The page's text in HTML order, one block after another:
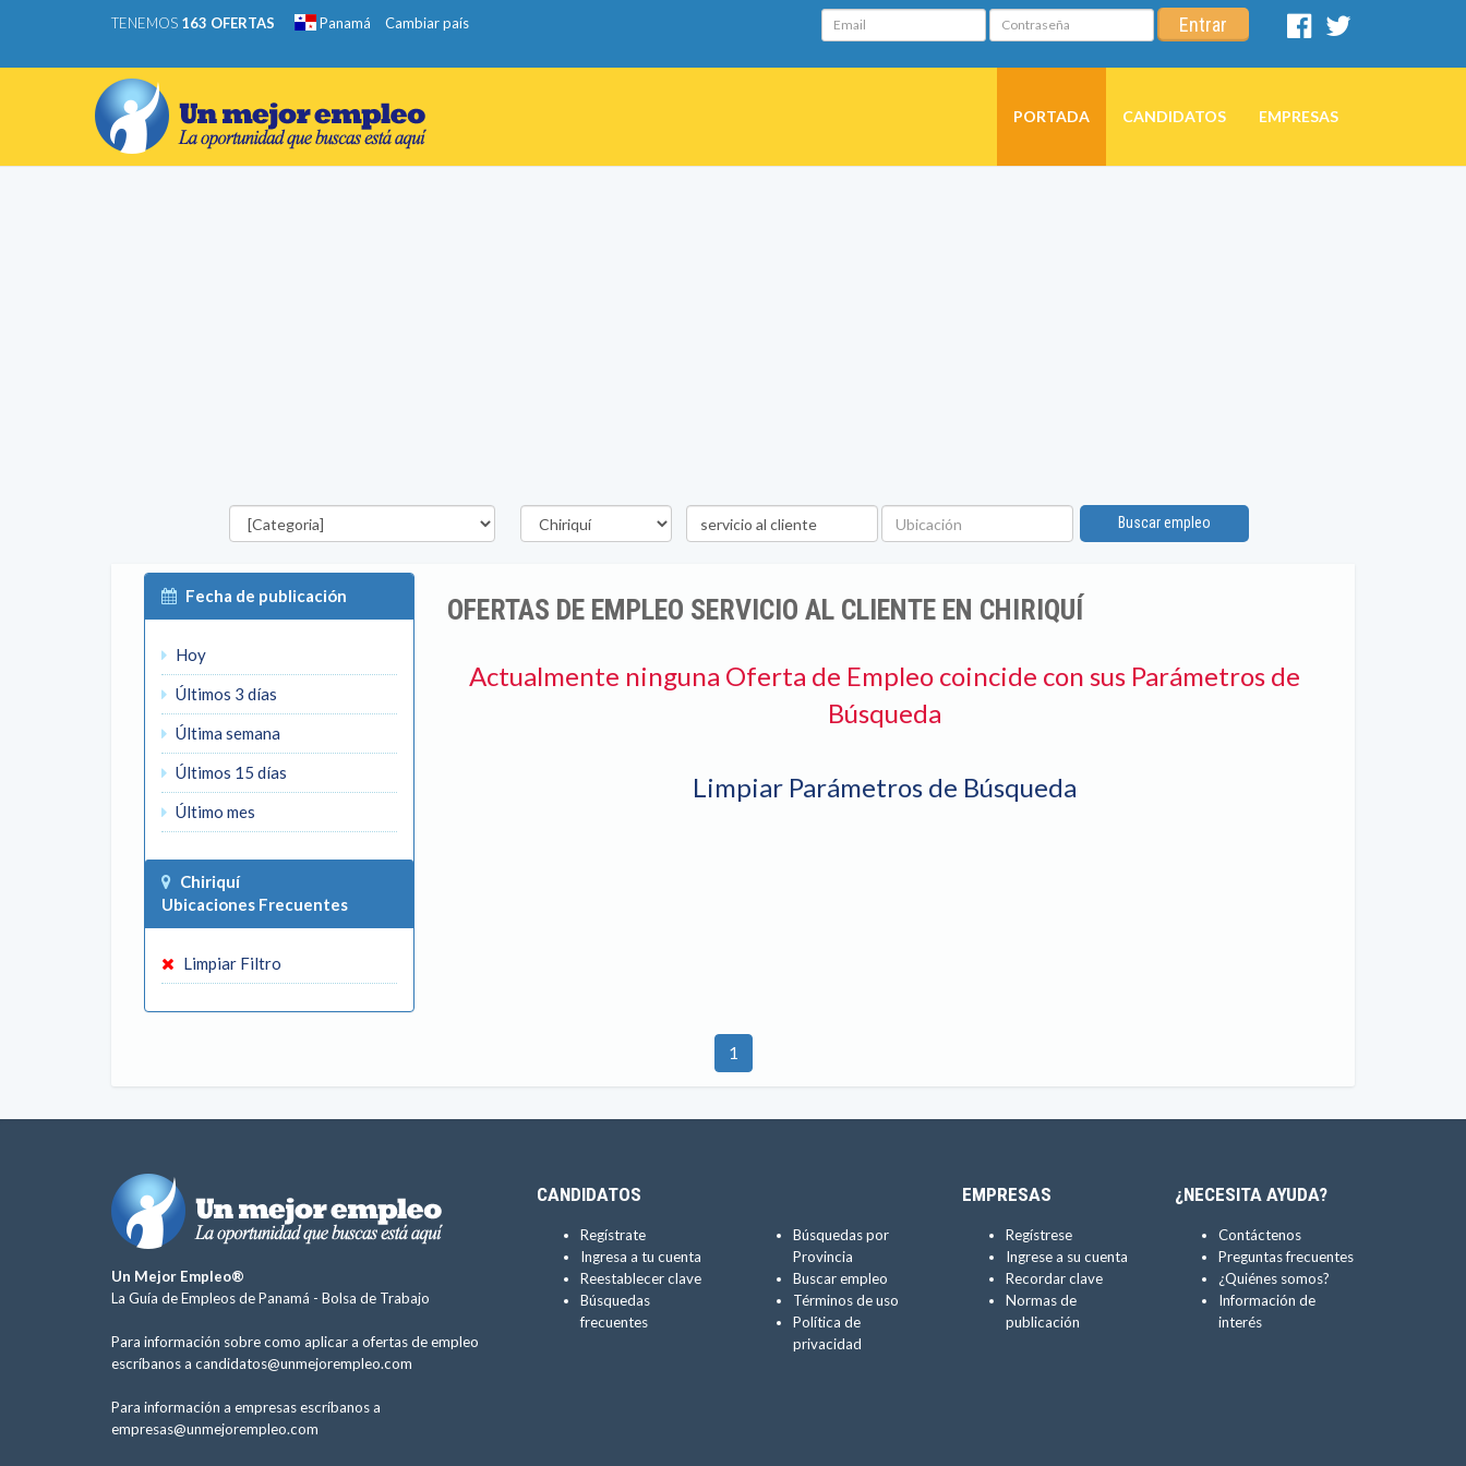
TENEMOS 163 OFERTAS Panamá Cambiar país Email Contraseña Entrar
Facebook
PORTADA CANDIDATOS EMPRESAS
Categorías Provincia
Palabra
clave
Ubicación
Buscar empleo
Fecha de publicación
Hoy
Últimos 3 días
Última semana
Últimos 15 días
Último mes
Chiriquí
Ubicaciones Frecuentes
Limpiar Filtro
OFERTAS DE EMPLEO SERVICIO AL CLIENTE EN CHIRIQUÍ
Actualmente ninguna Oferta de Empleo coincide con sus Parámetros de
Búsqueda
Limpiar Parámetros de Búsqueda
1
Un Mejor Empleo®
La Guía de Empleos de Panamá - Bolsa de Trabajo
Para información sobre como aplicar a ofertas de empleo
escríbanos a candidatos@unmejorempleo.com
Para información a empresas escríbanos a
empresas@unmejorempleo.com
CANDIDATOS
Regístrate
Ingresa a tu cuenta
Reestablecer clave
Búsquedas
frecuentes
Búsquedas por
Provincia
Buscar empleo
Términos de uso
Política de
privacidad
EMPRESAS
Regístrese
Ingrese a su cuenta
Recordar clave
Normas de
publicación
¿NECESITA AYUDA?
Contáctenos
Preguntas frecuentes
¿Quiénes somos?
Información de
interés